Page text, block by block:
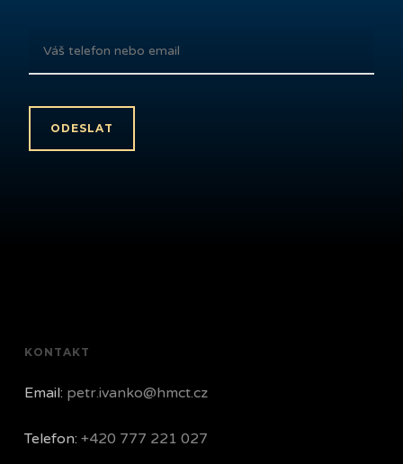
KONTAKT
Email: petr.ivanko@hmct.cz
Telefon: +420 777 221 027